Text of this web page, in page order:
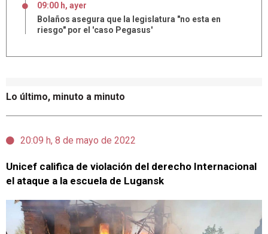
Lo último, minuto a minuto
20:09 h, 8 de mayo de 2022
Unicef califica de violación del derecho Internacional
el ataque a la escuela de Lugansk
09:00 h, ayer
Bolaños asegura que la legislatura "no esta en
riesgo" por el 'caso Pegasus'